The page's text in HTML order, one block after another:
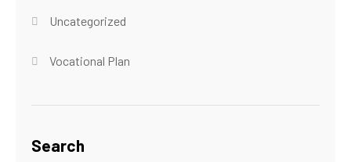
Uncategorized
Vocational Plan
Search